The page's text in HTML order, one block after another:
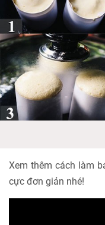
Xem thêm cách làm
cực đơn giản nhé!